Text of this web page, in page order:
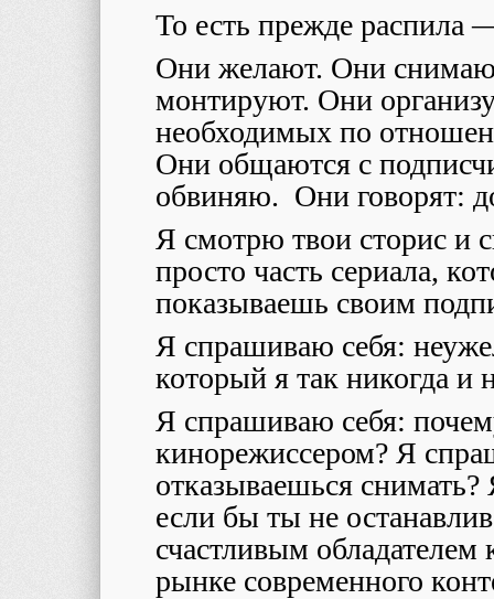
То есть прежде распила
Они желают. Они
монтируют. Они
необходимых по
Они общаются с
обвиняю. Они говорят:
Я смотрю твои сторис и
просто часть сериала,
показываешь своим
Я спрашиваю себя:
который я так никогда и
Я спрашиваю себя:
кинорежиссером? Я
отказываешься
если бы ты не
счастливым
рынке современного